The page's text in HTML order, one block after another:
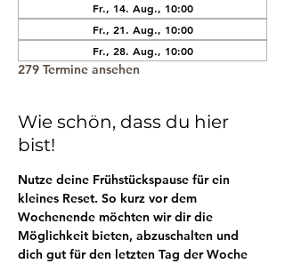
Fr., 14. Aug., 10:00
Fr., 21. Aug., 10:00
Fr., 28. Aug., 10:00
279 Termine ansehen
Wie schön, dass du hier
bist!
Nutze deine Frühstückspause für ein
kleines Reset. So kurz vor dem
Wochenende möchten wir dir die
Möglichkeit bieten, abzuschalten und
dich gut für den letzten Tag der Woche